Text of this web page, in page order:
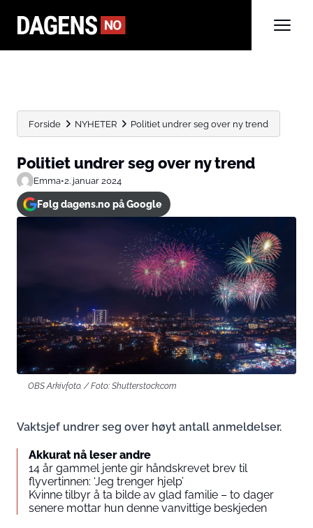
Forside NYHETER Politiet undrer seg over ny trend
Politiet undrer seg over ny trend
Emma•2. januar 2024
Følg dagens.no på Google
OBS Arkivfoto. / Foto: Shutterstock.com
Vaktsjef undrer seg over høyt antall anmeldelser.
Akkurat nå leser andre
14 år gammel jente gir håndskrevet brev til
flyvertinnen: ‘Jeg trenger hjelp’
Kvinne tilbyr å ta bilde av glad familie – to dager
senere mottar hun denne vanvittige beskjeden